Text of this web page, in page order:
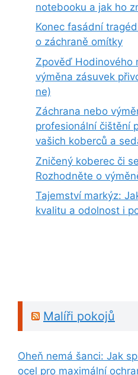
notebooku a jak ho
Konec fasádní
o záchraně omítky
Zpověď Hodinového
výměna zásuvek
ne)
Záchrana nebo
profesionální čištění
vašich koberců a
Zničený koberec či
Rozhodněte o
Tajemství markýz:
kvalitu a odolnost i
Malíři pokojů
Oheň nemá šanci: Jak
ocel pro maximální